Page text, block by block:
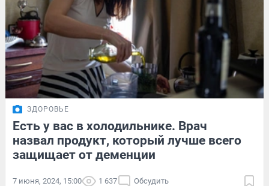
ЗДОРОВЬЕ
Есть у вас в холодильнике. Врач
назвал продукт, который лучше всего
защищает от деменции
7 июня, 2024, 15:00 1 637 Обсудить